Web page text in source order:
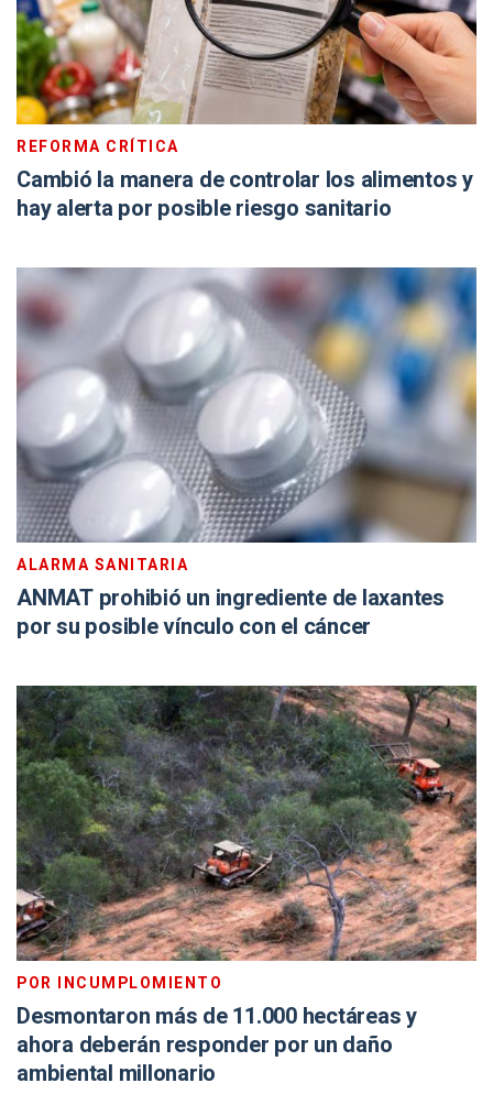
REFORMA CRÍTICA
Cambió la manera de controlar los alimentos y
hay alerta por posible riesgo sanitario
ALARMA SANITARIA
ANMAT prohibió un ingrediente de laxantes
por su posible vínculo con el cáncer
POR INCUMPLOMIENTO
Desmontaron más de 11.000 hectáreas y
ahora deberán responder por un daño
ambiental millonario